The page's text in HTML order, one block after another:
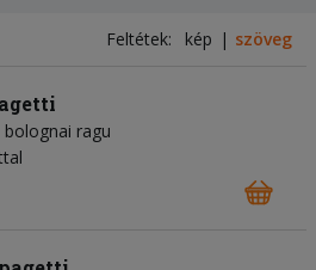
Feltétek: kép szöveg
bolognai ragu